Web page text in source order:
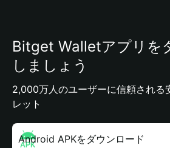
Bitget Walletアプリを
しましょう
2,000万人のユーザーに信頼される
レット
Android APKをダウンロード